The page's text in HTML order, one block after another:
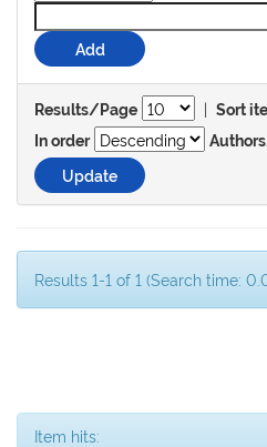
Results/Page | Sort
In order
Results 1-1 of 1 (Search time:
Item hits: